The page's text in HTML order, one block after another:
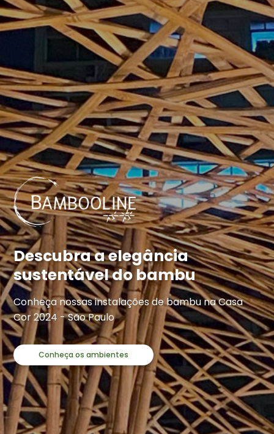
Descubra a elegância
sustentável do bambu
Conheça nossas instalações de bambu na Casa
Cor 2024 - São Paulo
Conheça os ambientes